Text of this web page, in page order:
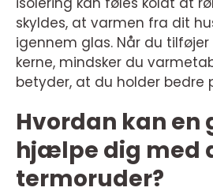
skyldes, at varmen fra dit
igennem glas. Når du
kerne, mindsker du
betyder, at du holder bedre
Hvordan kan
hjælpe dig med
termoruder?